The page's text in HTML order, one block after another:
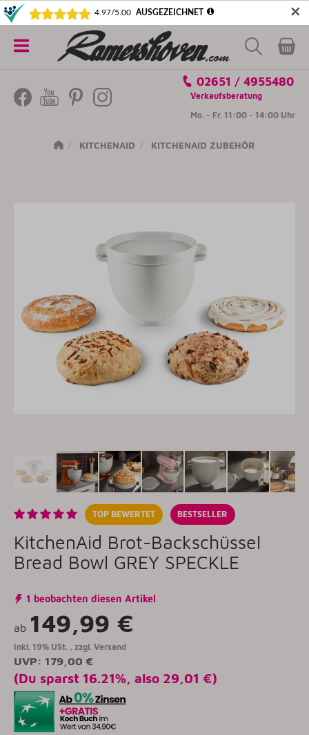
✕
5€ SICHERN! NEWSLETTER ABONNIEREN
Kategorien
02651 / 4955480
Verkaufsberatung
Mo. - Fr. 11:00 - 14:00 Uhr
KITCHENAID KITCHENAID ZUBEHÖR
TOP BEWERTET BESTSELLER
KitchenAid Brot-Backschüssel
Bread Bowl GREY SPECKLE
1 beobachten diesen Artikel
ab 149,99 €
inkl. 19% USt. , zzgl. Versand
UVP: 179,00 €
(Du sparst 16.21%, also 29,01 €)